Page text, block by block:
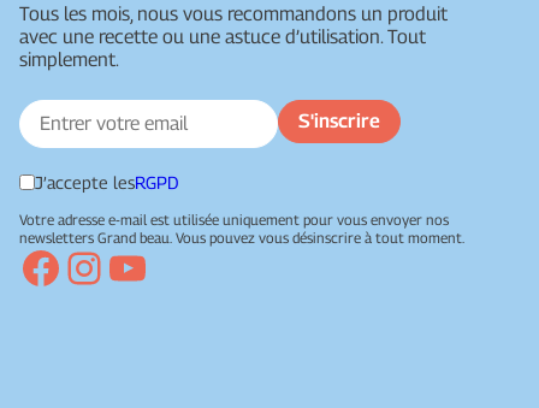
Tous les mois, nous vous recommandons un produit
avec une recette ou une astuce d’utilisation. Tout
simplement.
J’accepte lesRGPD
Votre adresse e-mail est utilisée uniquement pour vous envoyer nos
newsletters Grand beau. Vous pouvez vous désinscrire à tout moment.
Facebook
Instagram
YouTube